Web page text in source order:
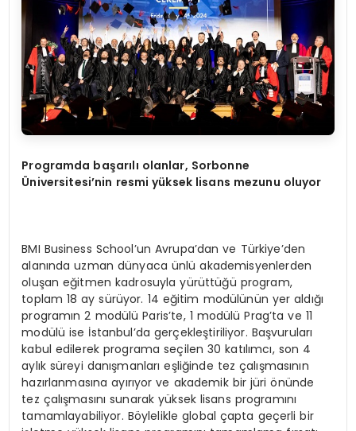
Programda başarılı olanlar, Sorbonne
Üniversitesi’nin resmi yüksek lisans mezunu oluyor
BMI Business School’un Avrupa’dan ve Türkiye’den
alanında uzman dünyaca ünlü akademisyenlerden
oluşan eğitmen kadrosuyla yürüttüğü program,
toplam 18 ay sürüyor. 14 eğitim modülünün yer aldığı
programın 2 modülü Paris’te, 1 modülü Prag’ta ve 11
modülü ise İstanbul’da gerçekleştiriliyor. Başvuruları
kabul edilerek programa seçilen 30 katılımcı, son 4
aylık süreyi danışmanları eşliğinde tez çalışmasının
hazırlanmasına ayırıyor ve akademik bir jüri önünde
tez çalışmasını sunarak yüksek lisans programını
tamamlayabiliyor. Böylelikle global çapta geçerli bir